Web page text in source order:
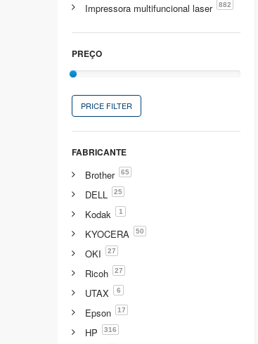
Impressora multifuncional laser 882
PREÇO
PRICE FILTER
FABRICANTE
Brother 65
DELL 25
Kodak 1
KYOCERA 50
OKI 27
Ricoh 27
UTAX 6
Epson 17
HP 316